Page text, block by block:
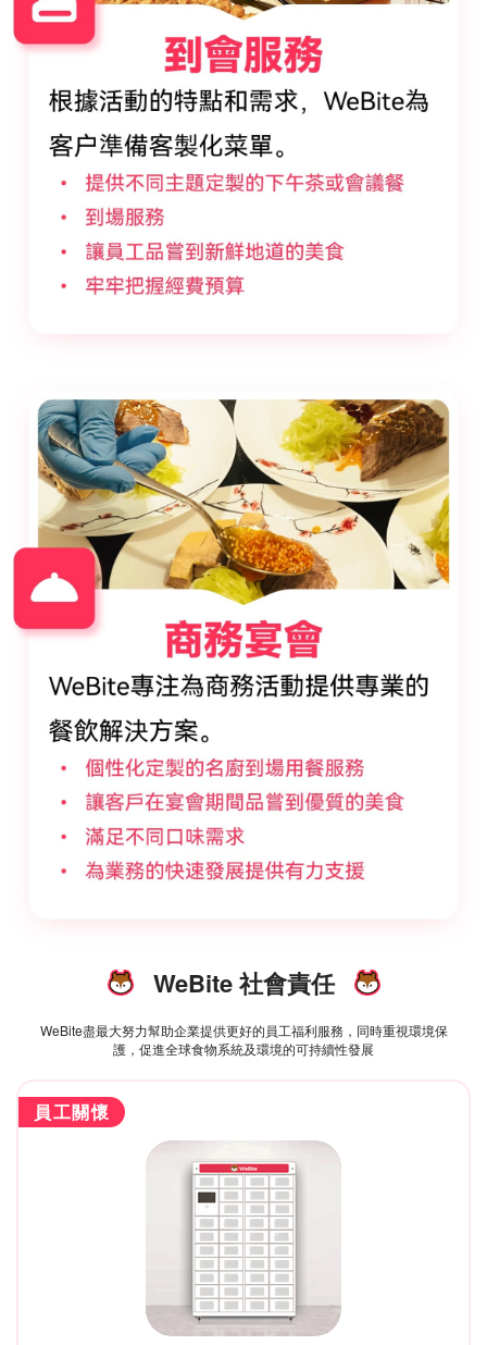
WeBite 社會責任
WeBite盡最大努力幫助企業提供更好的員工福利服務，同時重視環境保
護，促進全球食物系統及環境的可持續性發展
員工關懷